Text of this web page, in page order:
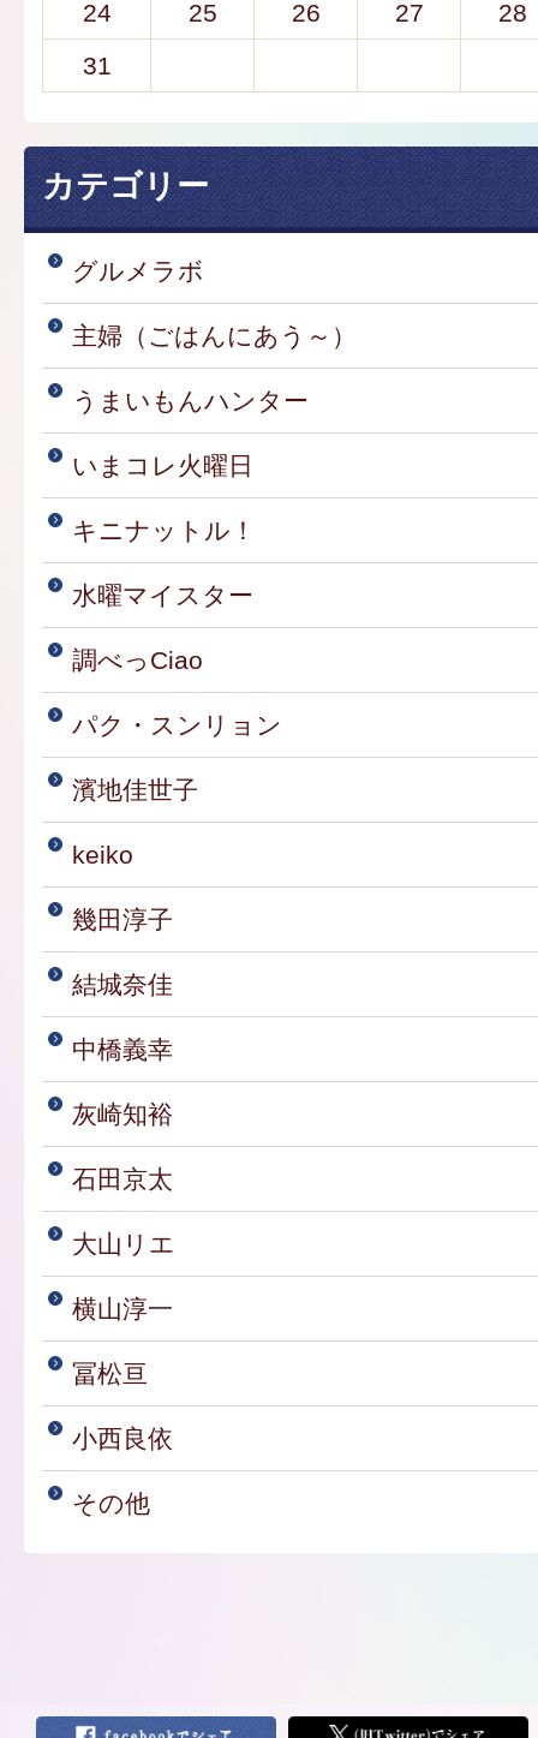
24
25 26 27
28
31
カテゴリー
グルメラボ
主婦（ごはんにあう～）
うまいもんハンター
いまコレ火曜日
キニナットル！
水曜マイスター
調べっCiao
パク・スンリョン
濱地佳世子
keiko
幾田淳子
結城奈佳
中橋義幸
灰崎知裕
石田京太
大山リエ
横山淳一
冨松亘
小西良依
その他